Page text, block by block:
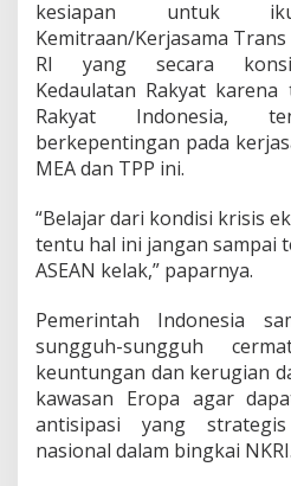
kesiapan untuk
Kemitraan/Kerjasama Trans
RI yang secara
Kedaulatan Rakyat
Rakyat Indonesia,
berkepentingan pada
MEA dan TPP ini.
“Belajar dari kondisi krisis
tentu hal ini jangan sampai
ASEAN kelak,” paparnya.
Pemerintah Indonesia
sungguh-sungguh
keuntungan dan kerugian
kawasan Eropa agar
antisipasi yang
nasional dalam bingkai NKRI.